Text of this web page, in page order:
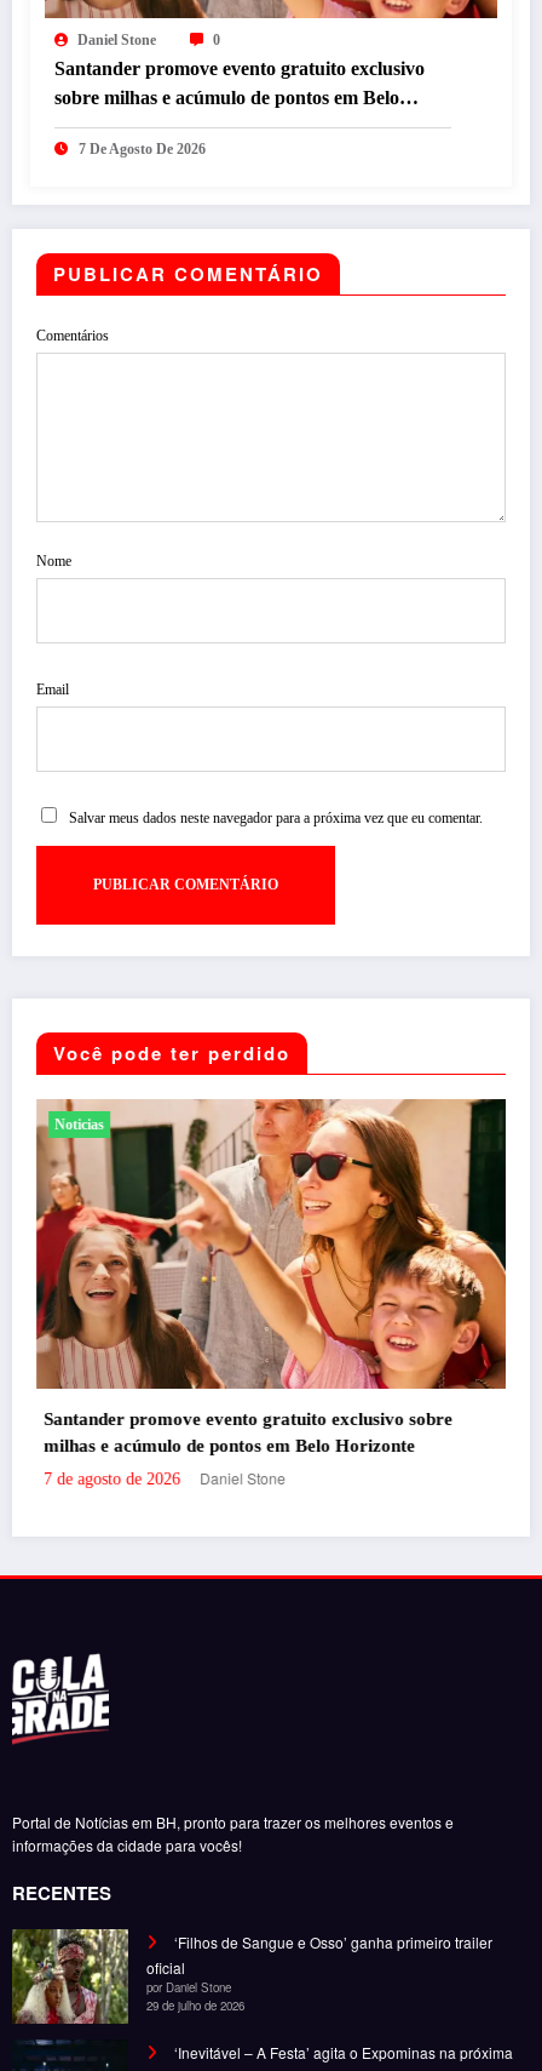
Daniel Stone 0
Santander promove evento gratuito exclusivo
sobre milhas e acúmulo de pontos em Belo
Horizonte
7 De Agosto De 2026
PUBLICAR COMENTÁRIO
Comentários
Nome
Email
Salvar meus dados neste navegador para a próxima vez que eu comentar.
Você pode ter perdido
exclusivo sobre
Horizonte
Entretenimento Shows